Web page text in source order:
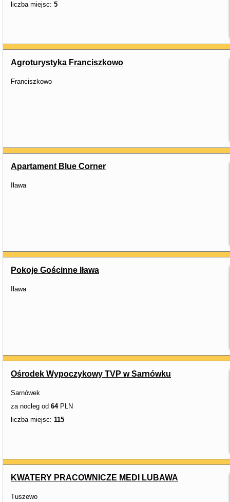
liczba miejsc: 5
Agroturystyka Franciszkowo
Franciszkowo
Apartament Blue Corner
Iława
Pokoje Gościnne Iława
Iława
Ośrodek Wypoczykowy TVP w Sarnówku
Sarnówek
za nocleg od 64PLN
liczba miejsc: 115
KWATERY PRACOWNICZE MEDI LUBAWA
Tuszewo